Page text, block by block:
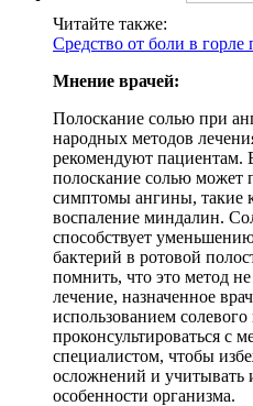
Читайте также:
Средство от боли в горле
Мнение врачей:
Полоскание солью при
народных методов
рекомендуют пациентам.
полоскание солью может
симптомы ангины, такие
воспаление миндалин.
способствует
бактерий в ротовой
помнить, что это метод
лечение, назначенное
использованием
проконсультироваться с
специалистом, чтобы
осложнений и учитывать
особенности организма.